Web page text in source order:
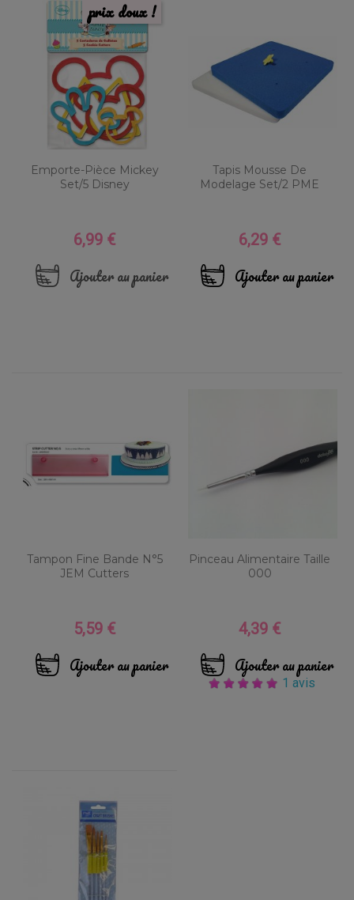
Emporte-Pièce Mickey
Set/5 Disney
Prix
6,99 €
Ajouter au panier
prix doux !
Tapis Mousse De
Modelage Set/2 PME
Prix
6,29 €
Ajouter au panier
Tampon Fine Bande N°5
JEM Cutters
Prix
5,59 €
Ajouter au panier
Pinceau Alimentaire Taille
000
Prix
4,39 €
Ajouter au panier
1 avis